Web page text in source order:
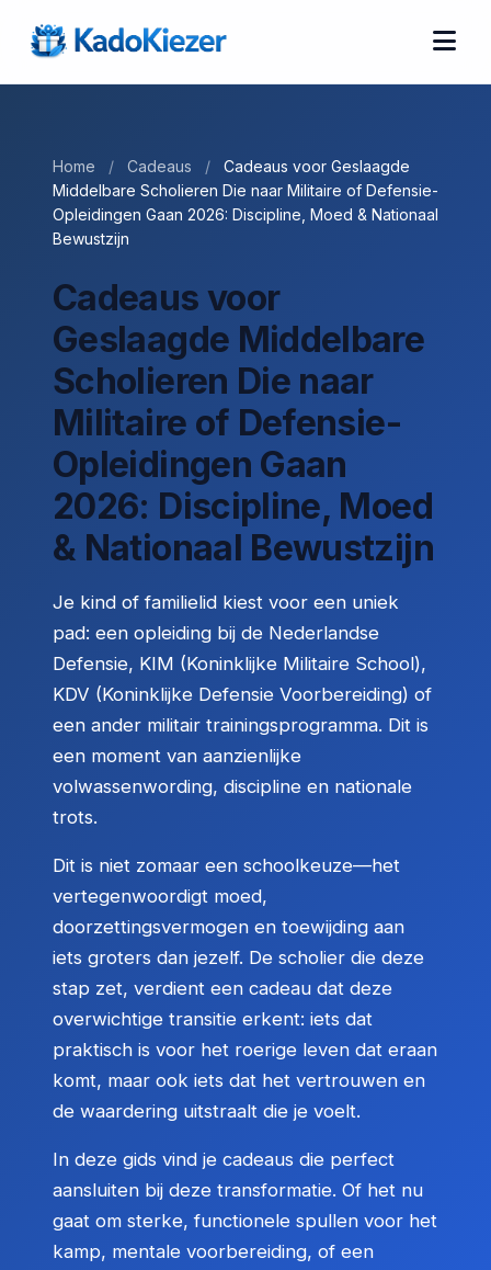
Home / Cadeaus /
Cadeaus voor Geslaagde
Middelbare Scholieren Die naar Militaire of Defensie-
Opleidingen Gaan 2026: Discipline, Moed & Nationaal
Bewustzijn
Cadeaus voor
Geslaagde Middelbare
Scholieren Die naar
Militaire of Defensie-
Opleidingen Gaan
2026: Discipline, Moed
& Nationaal Bewustzijn
Je kind of familielid kiest voor een uniek
pad: een opleiding bij de Nederlandse
Defensie, KIM (Koninklijke Militaire School),
KDV (Koninklijke Defensie Voorbereiding) of
een ander militair trainingsprogramma. Dit is
een moment van aanzienlijke
volwassenwording, discipline en nationale
trots.
Dit is niet zomaar een schoolkeuze—het
vertegenwoordigt moed,
doorzettingsvermogen en toewijding aan
iets groters dan jezelf. De scholier die deze
stap zet, verdient een cadeau dat deze
overwichtige transitie erkent: iets dat
praktisch is voor het roerige leven dat eraan
komt, maar ook iets dat het vertrouwen en
de waardering uitstraalt die je voelt.
In deze gids vind je cadeaus die perfect
aansluiten bij deze transformatie. Of het nu
gaat om sterke, functionele spullen voor het
kamp, mentale voorbereiding, of een